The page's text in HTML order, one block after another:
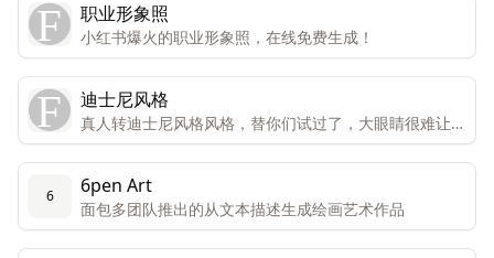
职业形象照
小红书爆火的职业形象照，在线免费生成！
迪士尼风格
真人转迪士尼风格风格，替你们试过了，大眼睛很难让人
不喜欢。
6 6pen Art
面包多团队推出的从文本描述生成绘画艺术作品